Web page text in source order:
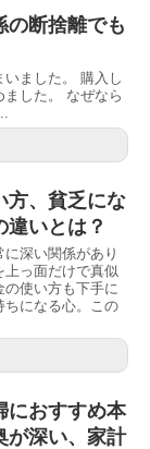
の断捨離でも
ました。 購入し
ました。 なぜなら
方、貧乏にな
違いとは？
深い関係があり
上っ面だけで真似
の使い方も下手に
ちになる心。この
におすすめ本
が深い、家計